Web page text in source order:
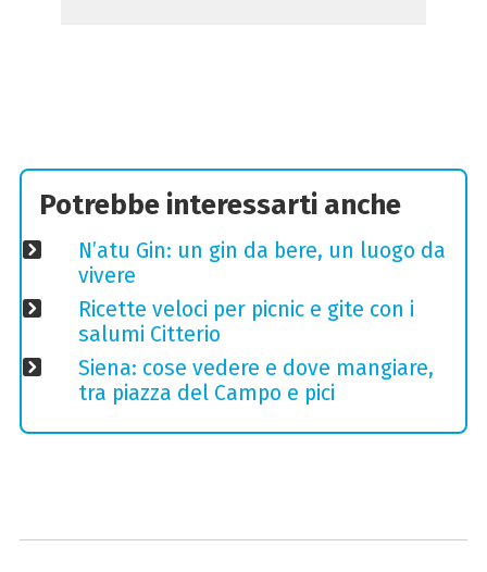
Potrebbe interessarti anche
N’atu Gin: un gin da bere, un luogo da
vivere
Ricette veloci per picnic e gite con i
salumi Citterio
Siena: cose vedere e dove mangiare,
tra piazza del Campo e pici